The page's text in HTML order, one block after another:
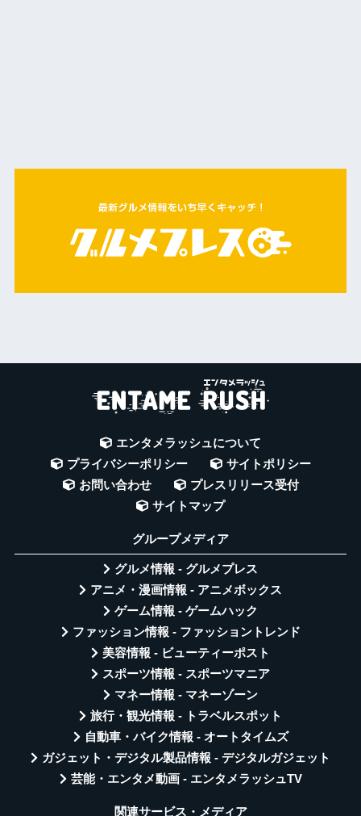
エンタメラッシュについて
プライバシーポリシー
サイトポリシー
お問い合わせ
プレスリリース受付
サイトマップ
グループメディア
グルメ情報 - グルメプレス
アニメ・漫画情報 - アニメボックス
ゲーム情報 - ゲームハック
ファッション情報 - ファッショントレンド
美容情報 - ビューティーポスト
スポーツ情報 - スポーツマニア
マネー情報 - マネーゾーン
旅行・観光情報 - トラベルスポット
自動車・バイク情報 - オートタイムズ
ガジェット・デジタル製品情報 - デジタルガジェット
芸能・エンタメ動画 - エンタメラッシュTV
関連サービス・メディア